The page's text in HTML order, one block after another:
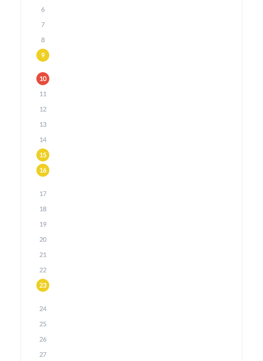
6
7
8
9
10
11
12
13
14
15
16
17
18
19
20
21
22
23
24
25
26
27